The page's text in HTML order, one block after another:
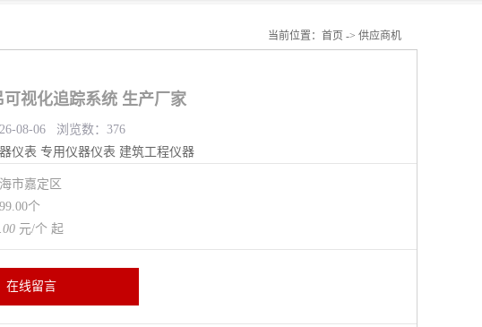
当前位置： 首页 -> 供应商机
可视化追踪系统 生产厂家
08-06 浏览数：376
仪表 专用仪器仪表 建筑工程仪器
市嘉定区
个
元/个 起
在线留言